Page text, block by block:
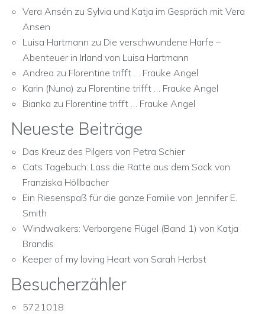
Vera Ansén zu Sylvia und Katja im Gespräch mit Vera
Ansen
Luisa Hartmann zu Die verschwundene Harfe –
Abenteuer in Irland von Luisa Hartmann
Andrea zu Florentine trifft … Frauke Angel
Karin (Nuna) zu Florentine trifft … Frauke Angel
Bianka zu Florentine trifft … Frauke Angel
Neueste Beiträge
Das Kreuz des Pilgers von Petra Schier
Cats Tagebuch: Lass die Ratte aus dem Sack von
Franziska Höllbacher
Ein Riesenspaß für die ganze Familie von Jennifer E.
Smith
Windwalkers: Verborgene Flügel (Band 1) von Katja
Brandis
Keeper of my loving Heart von Sarah Herbst
Besucherzähler
5721018